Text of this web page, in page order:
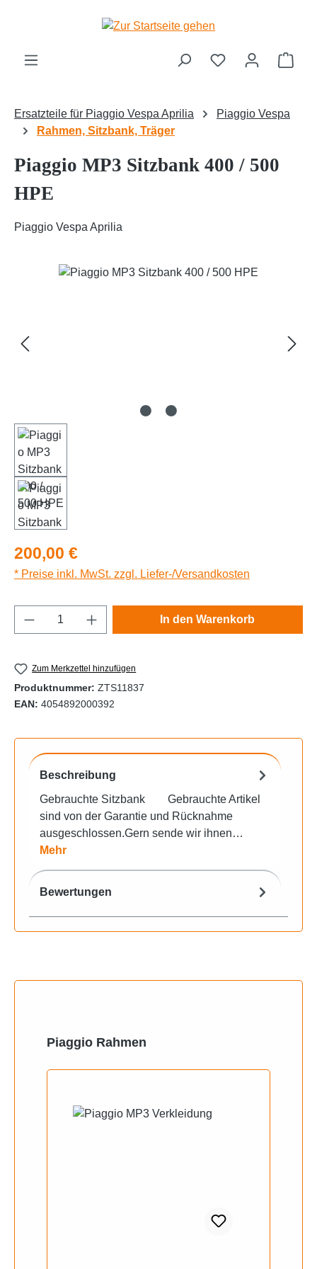
Zum Hauptinhalt springen
Ersatzteile für Piaggio Vespa Aprilia
Piaggio Vespa
Rahmen, Sitzbank, Träger
Piaggio MP3 Sitzbank 400 / 500
HPE
Piaggio Vespa Aprilia
Bildergalerie überspringen
Regulärer Preis:
200,00 €
* Preise inkl. MwSt. zzgl. Liefer-/Versandkosten
Produkt Anzahl: Gib den gewünschten
In den Warenkorb
Zum Merkzettel hinzufügen
Produktnummer: ZTS11837
EAN: 4054892000392
Beschreibung
Gebrauchte Sitzbank Gebrauchte Artikel
sind von der Garantie und Rücknahme
ausgeschlossen.Gern sende wir ihnen…
Mehr
Bewertungen
Produktgalerie überspringen
Piaggio Rahmen